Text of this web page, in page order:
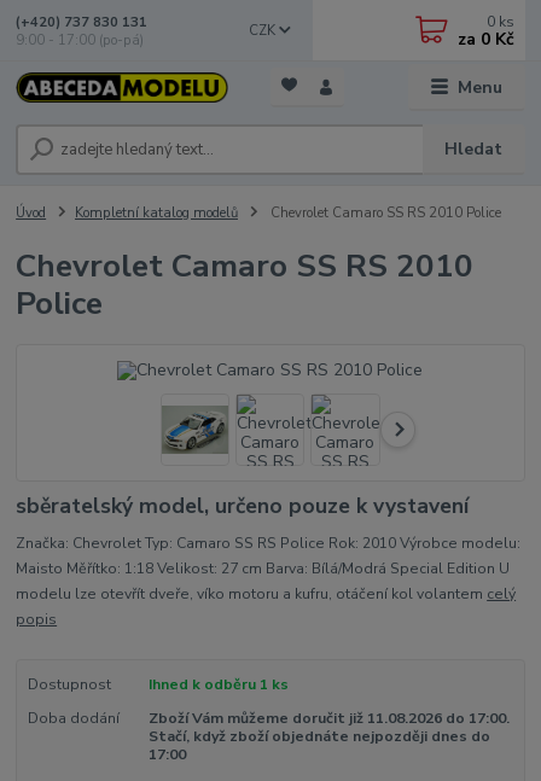
Menu
CZK
Hledat
(+420) 737 830 131
9:00 - 17:00 (po-pá)
0 ks
za 0 Kč
Úvod Kompletní katalog modelů Chevrolet Camaro SS RS 2010 Police
Chevrolet Camaro SS RS 2010
Police
sběratelský model, určeno pouze k vystavení
Značka: Chevrolet Typ: Camaro SS RS Police Rok: 2010 Výrobce modelu:
Maisto Měřítko: 1:18 Velikost: 27 cm Barva: Bílá/Modrá Special Edition U
modelu lze otevřít dveře, víko motoru a kufru, otáčení kol volantem celý
popis
Dostupnost
Ihned k odběru 1 ks
Doba dodání
Zboží Vám můžeme doručit již 11.08.2026 do 17:00.
Stačí, když zboží objednáte nejpozději dnes do
17:00